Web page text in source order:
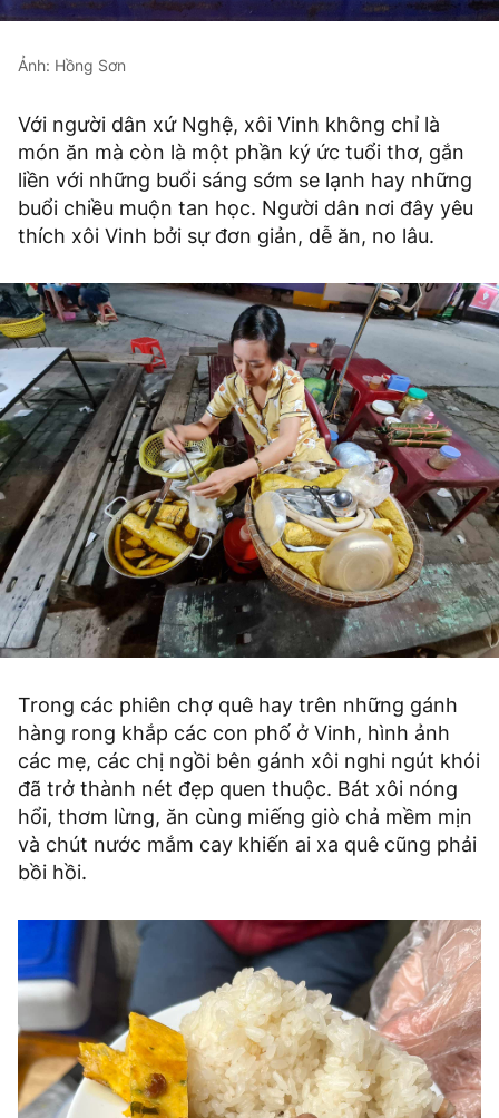
Ảnh: Hồng Sơn
Với người dân xứ Nghệ, xôi Vinh không chỉ là
món ăn mà còn là một phần ký ức tuổi thơ, gắn
liền với những buổi sáng sớm se lạnh hay những
buổi chiều muộn tan học. Người dân nơi đây yêu
thích xôi Vinh bởi sự đơn giản, dễ ăn, no lâu.
Trong các phiên chợ quê hay trên những gánh
hàng rong khắp các con phố ở Vinh, hình ảnh
các mẹ, các chị ngồi bên gánh xôi nghi ngút khói
đã trở thành nét đẹp quen thuộc. Bát xôi nóng
hổi, thơm lừng, ăn cùng miếng giò chả mềm mịn
và chút nước mắm cay khiến ai xa quê cũng phải
bồi hồi.